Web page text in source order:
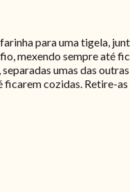
para uma tigela,
mexendo sempre até
umas das
cozidas. Retire-